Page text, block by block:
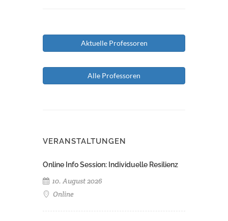
Aktuelle Professoren
Alle Professoren
VERANSTALTUNGEN
Online Info Session: Individuelle Resilienz
10. August 2026
Online